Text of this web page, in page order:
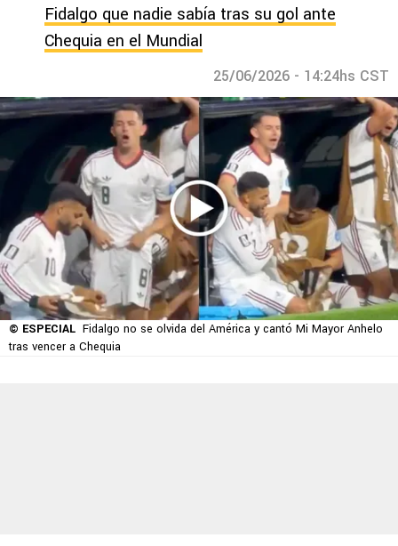
Fidalgo que nadie sabía tras su gol ante
Chequia en el Mundial
25/06/2026 - 14:24hs CST
© ESPECIAL Fidalgo no se olvida del América y cantó Mi Mayor Anhelo
tras vencer a Chequia